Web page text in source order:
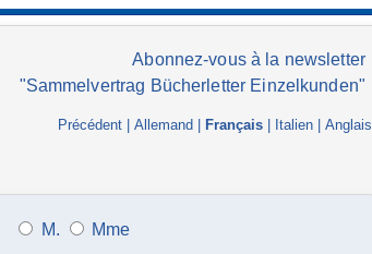
Abonnez-vous à la newsletter
"Sammelvertrag Bücherletter Einzelkunden"
Précédent Allemand Français Italien Anglais
M. Mme